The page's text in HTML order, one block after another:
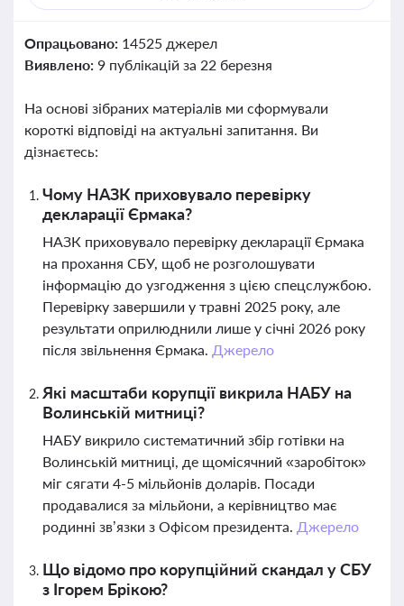
Опрацьовано: 14525 джерел
Виявлено: 9 публікацій за 22 березня
На основі зібраних матеріалів ми сформували
короткі відповіді на актуальні запитання. Ви
дізнаєтесь:
Чому НАЗК приховувало перевірку
декларації Єрмака?
НАЗК приховувало перевірку декларації Єрмака
на прохання СБУ, щоб не розголошувати
інформацію до узгодження з цією спецслужбою.
Перевірку завершили у травні 2025 року, але
результати оприлюднили лише у січні 2026 року
після звільнення Єрмака. Джерело
Які масштаби корупції викрила НАБУ на
Волинській митниці?
НАБУ викрило систематичний збір готівки на
Волинській митниці, де щомісячний «заробіток»
міг сягати 4-5 мільйонів доларів. Посади
продавалися за мільйони, а керівництво має
родинні зв’язки з Офісом президента. Джерело
Що відомо про корупційний скандал у СБУ
з Ігорем Брікою?